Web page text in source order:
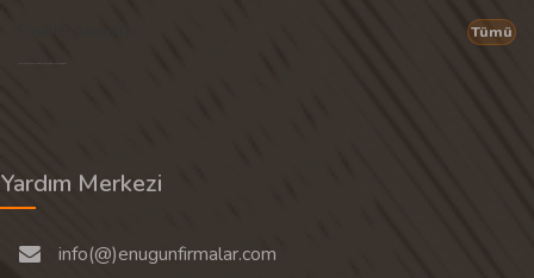
Tümü
Yardım Merkezi
info(@)enugunfirmalar.com